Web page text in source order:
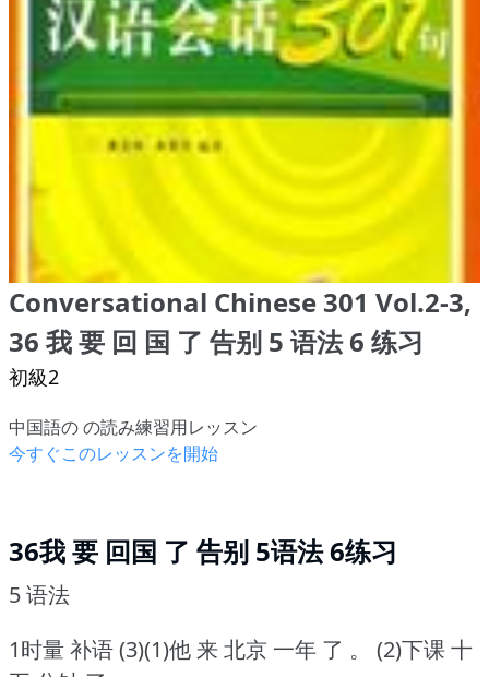
Conversational Chinese 301 Vol.2-3,
36 我 要 回 国 了 告别 5 语法 6 练习
初級2
中国語の の読み練習用レッスン
今すぐこのレッスンを開始
36我 要 回国 了 告别 5语法 6练习
5 语法
1时量 补语 (3)(1)他 来 北京 一年 了 。
(2)下课 十